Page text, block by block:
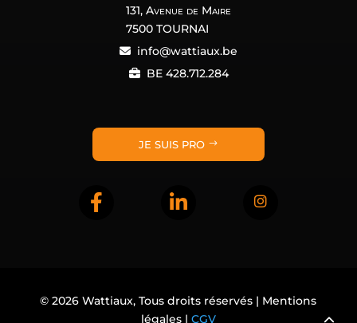
131, Avenue de Maire
7500 TOURNAI
info@wattiaux.be
BE 428.712.284
JE SUIS PRO
© 2026Wattiaux, Tous droits réservés | Mentions
légales | CGV